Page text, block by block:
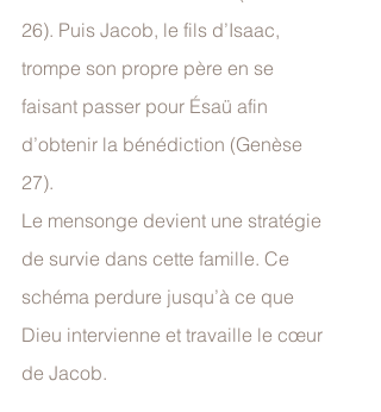
26). Puis Jacob, le fils d’Isaac,
trompe son propre père en se
faisant passer pour Ésaü afin
d’obtenir la bénédiction (Genèse
27).
Le mensonge devient une stratégie
de survie dans cette famille. Ce
schéma perdure jusqu’à ce que
Dieu intervienne et travaille le cœur
de Jacob.